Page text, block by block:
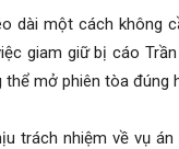
dài một cách không
giam giữ bị cáo
mở phiên tòa đúng
trách nhiệm về vụ